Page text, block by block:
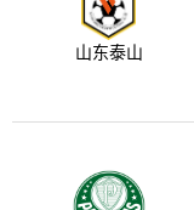
山东泰山